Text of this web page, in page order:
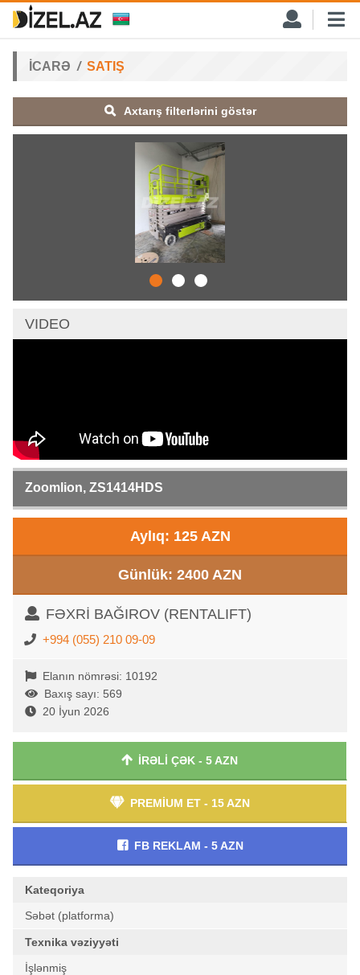
İCARƏ SATIŞ
Axtarış filterlərini göstər
VIDEO
Zoomlion, ZS1414HDS
Aylıq: 125 AZN
Günlük: 2400 AZN
FƏXRİ BAĞIROV (RENTALIFT)
+994 (055) 210 09-09
Elanın nömrəsi: 10192
Baxış sayı: 569
20 İyun 2026
İRƏLİ ÇƏK - 5 AZN
PREMİUM ET - 15 AZN
FB REKLAM - 5 AZN
Kateqoriya
Səbət (platforma)
Texnika vəziyyəti
İşlənmiş